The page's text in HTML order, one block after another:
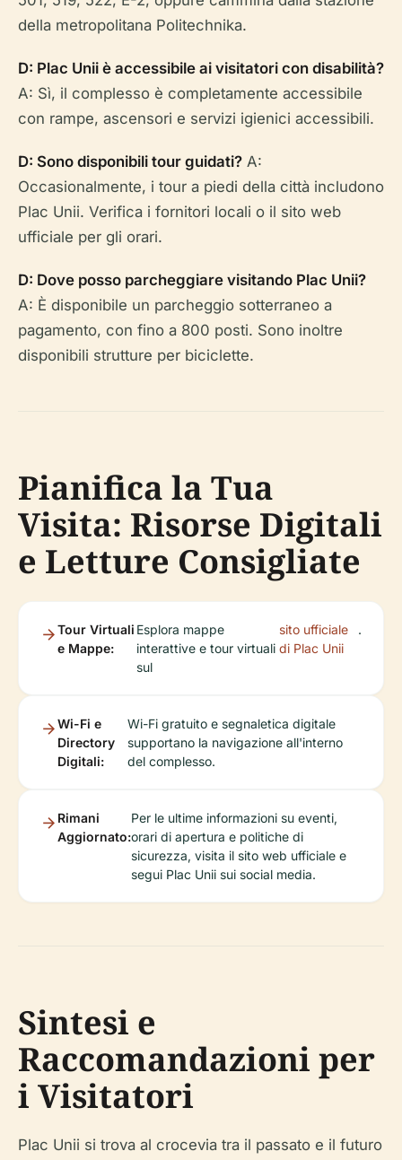
della metropolitana Politechnika.
D: Plac Unii è accessibile ai visitatori con disabilità?
A: Sì, il complesso è completamente accessibile
con rampe, ascensori e servizi igienici accessibili.
D: Sono disponibili tour guidati? A:
Occasionalmente, i tour a piedi della città includono
Plac Unii. Verifica i fornitori locali o il sito web
ufficiale per gli orari.
D: Dove posso parcheggiare visitando Plac Unii?
A: È disponibile un parcheggio sotterraneo a
pagamento, con fino a 800 posti. Sono inoltre
disponibili strutture per biciclette.
Pianifica la Tua
Visita: Risorse Digitali
e Letture Consigliate
Tour Virtuali
e Mappe:
Esplora mappe
interattive e tour virtuali
sul
sito ufficiale
di Plac Unii
.
Wi-Fi e
Directory
Digitali:
Wi-Fi gratuito e segnaletica digitale
supportano la navigazione all'interno
del complesso.
Rimani
Aggiornato:
Per le ultime informazioni su eventi,
orari di apertura e politiche di
sicurezza, visita il sito web ufficiale e
segui Plac Unii sui social media.
Sintesi e
Raccomandazioni per
i Visitatori
Plac Unii si trova al crocevia tra il passato e il futuro